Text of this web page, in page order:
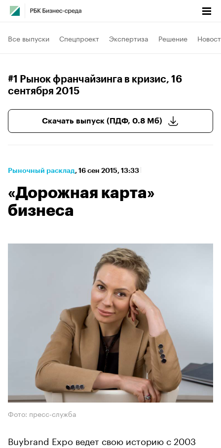
Все выпуски Спецпроект Экспертиза Решение
#1 Рынок франчайзинга в кризис, 16
сентября 2015
Скачать выпуск (ПДФ, 0.8 Мб)
Рыночный расклад⁠, 16 сен 2015, 13:33
«Дорожная карта»
бизнеса
Фото: пресс-служба
Buybrand Expo ведет свою историю с 2003